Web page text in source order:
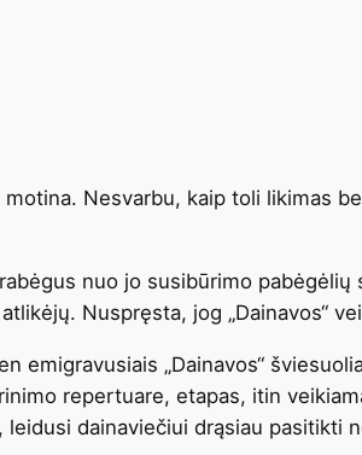
Nesvarbu, kaip toli likimas
nuo jo susibūrimo
Nuspręsta, jog „Dainavos“
„Dainavos“
repertuare, etapas, itin
dainaviečiui drąsiau pasitikti